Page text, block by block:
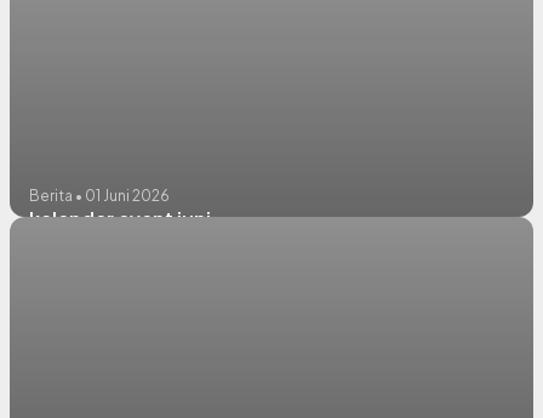
Berita • 01 Juni 2026
kalender event juni